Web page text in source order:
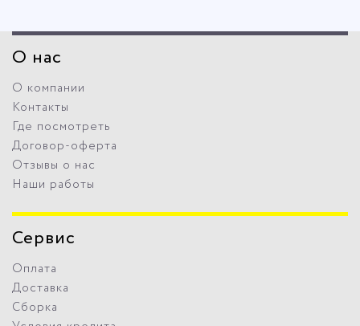
О нас
О компании
Контакты
Где посмотреть
Договор-оферта
Отзывы о нас
Наши работы
Сервис
Оплата
Доставка
Сборка